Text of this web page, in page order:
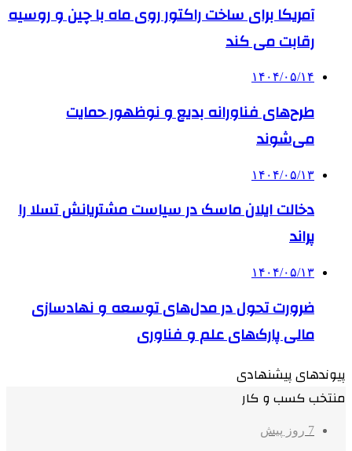
آمریکا برای ساخت راکتور روی ماه با چین و روسیه
رقابت می کند
۱۴۰۴/۰۵/۱۴
طرح‌های فناورانه بدیع و نوظهور حمایت
می‌شوند
۱۴۰۴/۰۵/۱۳
دخالت ایلان ماسک در سیاست مشتریانش تسلا را
پراند
۱۴۰۴/۰۵/۱۳
ضرورت تحول در مدل‌های توسعه و نهادسازی
مالی پارک‌های علم و فناوری
پیوندهای پیشنهادی
منتخب کسب و کار
7 روز پیش